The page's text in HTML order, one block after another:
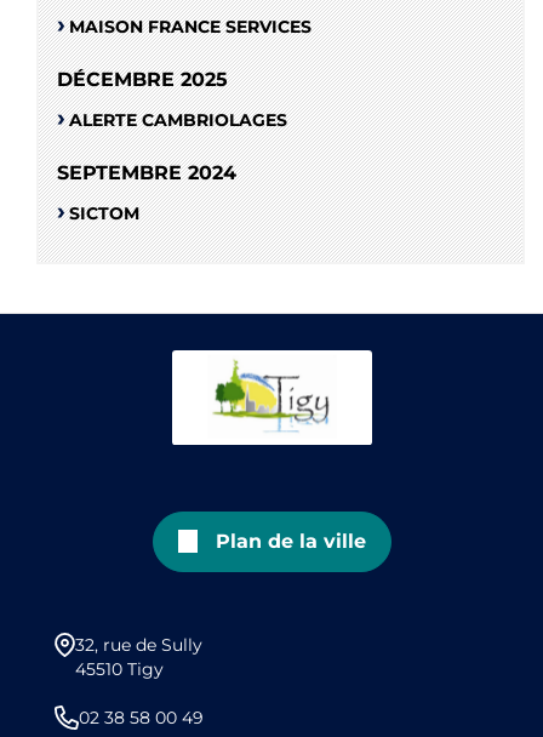
MAISON FRANCE SERVICES
DÉCEMBRE 2025
ALERTE CAMBRIOLAGES
SEPTEMBRE 2024
SICTOM
Plan de la ville
32, rue de Sully
45510 Tigy
02 38 58 00 49